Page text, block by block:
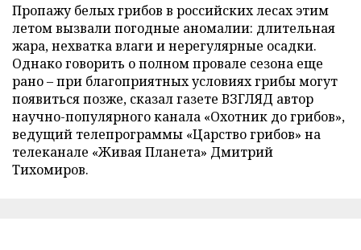
Пропажу белых грибов в российских лесах этим
летом вызвали погодные аномалии: длительная
жара, нехватка влаги и нерегулярные осадки.
Однако говорить о полном провале сезона еще
рано – при благоприятных условиях грибы могут
появиться позже, сказал газете ВЗГЛЯД автор
научно-популярного канала «Охотник до грибов»,
ведущий телепрограммы «Царство грибов» на
телеканале «Живая Планета» Дмитрий
Тихомиров.